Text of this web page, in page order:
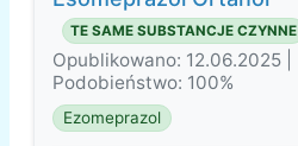
TE SAME SUBSTANCJE CZYNNE
Opublikowano: 12.06.2025 |
Podobieństwo: 100%
Ezomeprazol